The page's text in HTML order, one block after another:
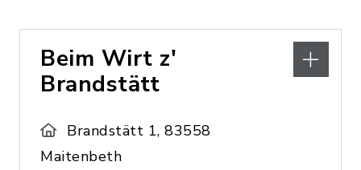
Beim Wirt z'
Brandstätt
Brandstätt 1, 83558
Maitenbeth